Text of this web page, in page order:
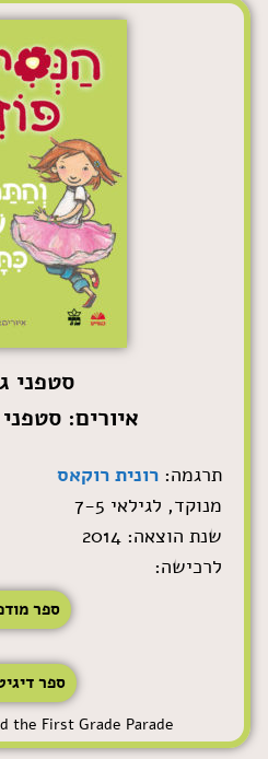
סטפני
איורים:
תרגמה: רונית רוקאס
מנוקד, לגילאי 7-5
שנת הוצאה: 2014
לרכישה:
ספר
ספר
the First Grade Parade